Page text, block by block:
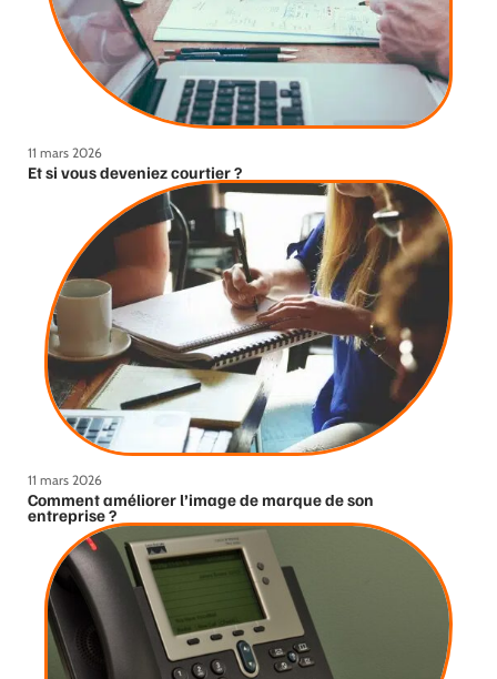
11 mars 2026
Et si vous deveniez courtier ?
11 mars 2026
Comment améliorer l’image de marque de son
entreprise ?